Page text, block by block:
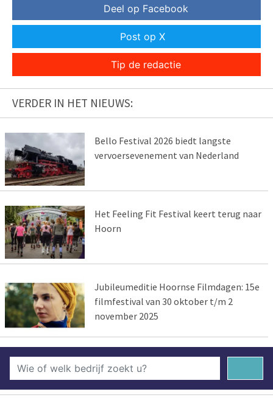
Deel op Facebook
Post op X
Tip de redactie
VERDER IN HET NIEUWS:
Bello Festival 2026 biedt langste
vervoersevenement van Nederland
Het Feeling Fit Festival keert terug naar
Hoorn
Jubileumeditie Hoornse Filmdagen: 15e
filmfestival van 30 oktober t/m 2
november 2025